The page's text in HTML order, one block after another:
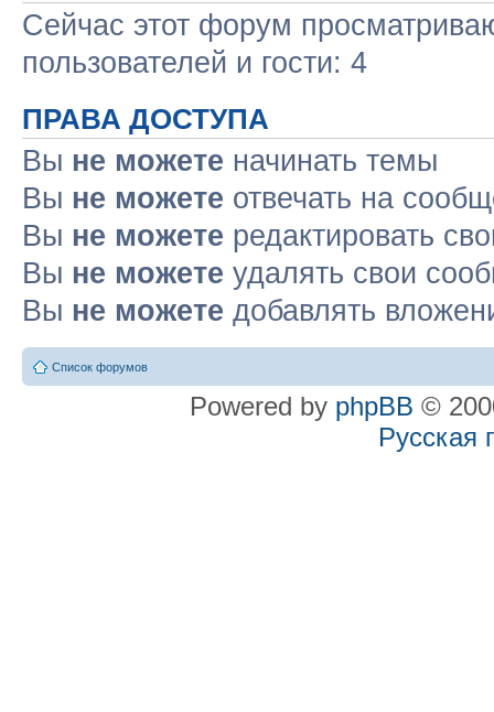
Сейчас этот форум
пользователей и гости: 4
ПРАВА ДОСТУПА
Вы не можете начинать темы
Вы не можете отвечать на
Вы не можете редактировать
Вы не можете удалять свои
Вы не можете добавлять
Список форумов
Powered by phpBB ©
Русская